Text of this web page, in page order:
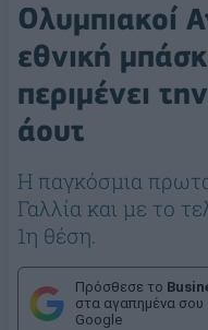
Ολυμπιακοί
εθνική
περιμένει
άουτ
Η παγκόσμια
Γαλλία και με το
1η θέση.
Πρόσθεσε το
στα αγαπημένα σου
Google